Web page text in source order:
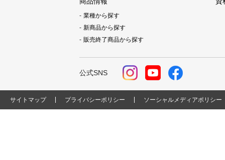
業種から探す
新商品から探す
販売終了商品から探す
公式SNS
サイトマップ プライバシーポリシー ソーシャルメディアポリシー